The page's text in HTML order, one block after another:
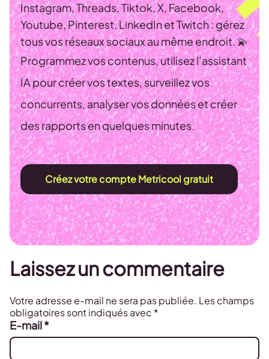
Instagram, Threads, Tiktok, X, Facebook,
Youtube, Pinterest, LinkedIn et Twitch : gérez
tous vos réseaux sociaux au même endroit. 💫
Programmez vos contenus, utilisez l’assistant
IA pour créer vos textes, surveillez vos
concurrents, analyser vos données et créer
des rapports en quelques minutes.
Créez votre compte Metricool gratuit
Laissez un commentaire
Votre adresse e-mail ne sera pas publiée. Les champs
obligatoires sont indiqués avec *
E-mail*